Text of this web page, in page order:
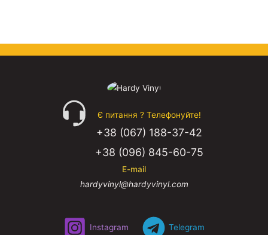
Є питання ? Телефонуйте!
+38 (067) 188-37-42
+38 (096) 845-60-75
E-mail
hardyvinyl@hardyvinyl.com
Instagram Telegram